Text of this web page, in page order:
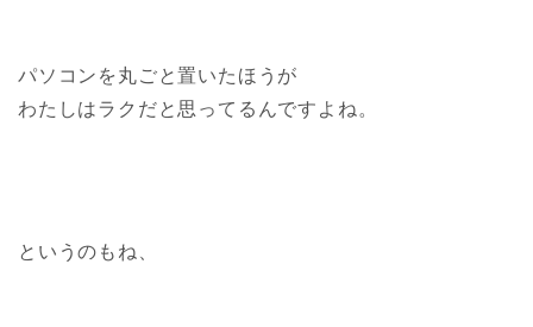
パソコンを丸ごと置いたほうが
わたしはラクだと思ってるんですよね。
というのもね、